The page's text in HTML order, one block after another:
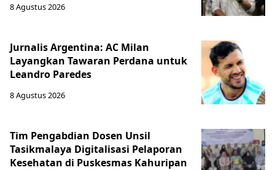
8 Agustus 2026
Jurnalis Argentina: AC Milan
Layangkan Tawaran Perdana untuk
Leandro Paredes
8 Agustus 2026
Tim Pengabdian Dosen Unsil
Tasikmalaya Digitalisasi Pelaporan
Kesehatan di Puskesmas Kahuripan